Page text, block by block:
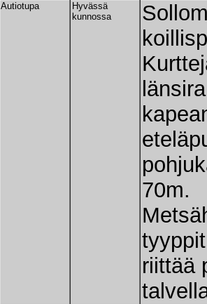
Autiotupa
Hyvässä
kunnossa
70m.
riittää